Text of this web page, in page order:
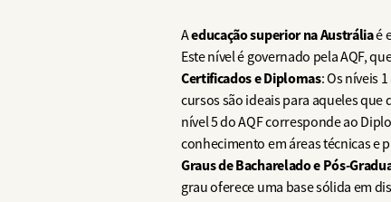
Aeducação superior na Austráliaé
Este nível é governado pela AQF,
Certificados e Diplomas: Os níveis
cursos são ideais para aqueles
nível 5 do AQF corresponde ao
conhecimento em áreas técnicas e
Graus de Bacharelado e Pós-
grau oferece uma base sólida em